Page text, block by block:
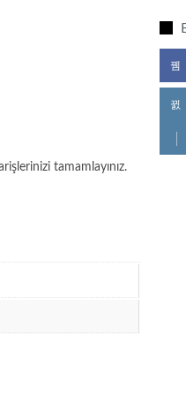
tamamlayınız.